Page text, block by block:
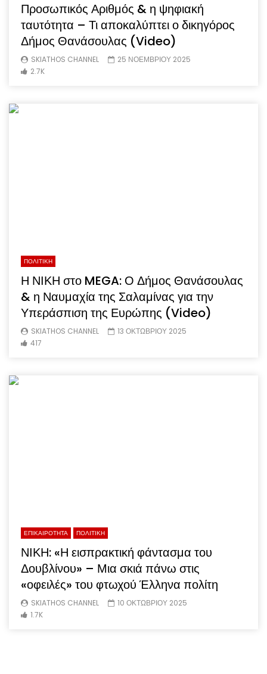
Προσωπικός Αριθμός & η ψηφιακή
ταυτότητα – Τι αποκαλύπτει ο δικηγόρος
Δήμος Θανάσουλας (Video)
SKIATHOS CHANNEL
25 ΝΟΕΜΒΡΙΟΥ 2025
2.7K
ΠΟΛΙΤΙΚΗ
Η ΝΙΚΗ στο MEGA: Ο Δήμος Θανάσουλας
& η Ναυμαχία της Σαλαμίνας για την
Υπεράσπιση της Ευρώπης (Video)
SKIATHOS CHANNEL
13 ΟΚΤΩΒΡΙΟΥ 2025
417
ΕΠΙΚΑΙΡΟΤΗΤΑ ΠΟΛΙΤΙΚΗ
ΝΙΚΗ: «Η εισπρακτική φάντασμα του
Δουβλίνου» – Μια σκιά πάνω στις
«οφειλές» του φτωχού Έλληνα πολίτη
SKIATHOS CHANNEL
10 ΟΚΤΩΒΡΙΟΥ 2025
1.7K